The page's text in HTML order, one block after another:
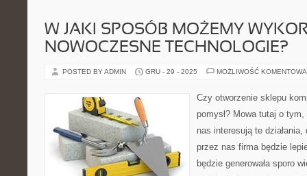
W JAKI SPOSÓB MOŻEMY
NOWOCZESNE TECHNOLOGIE?
POSTED BY ADMIN GRU - 29 - 2025 MOŻLIWOŚĆ
Czy otworzenie sklepu
pomysł? Mowa tutaj o
nas interesują te
przez nas firma będzie
będzie generowała sporo